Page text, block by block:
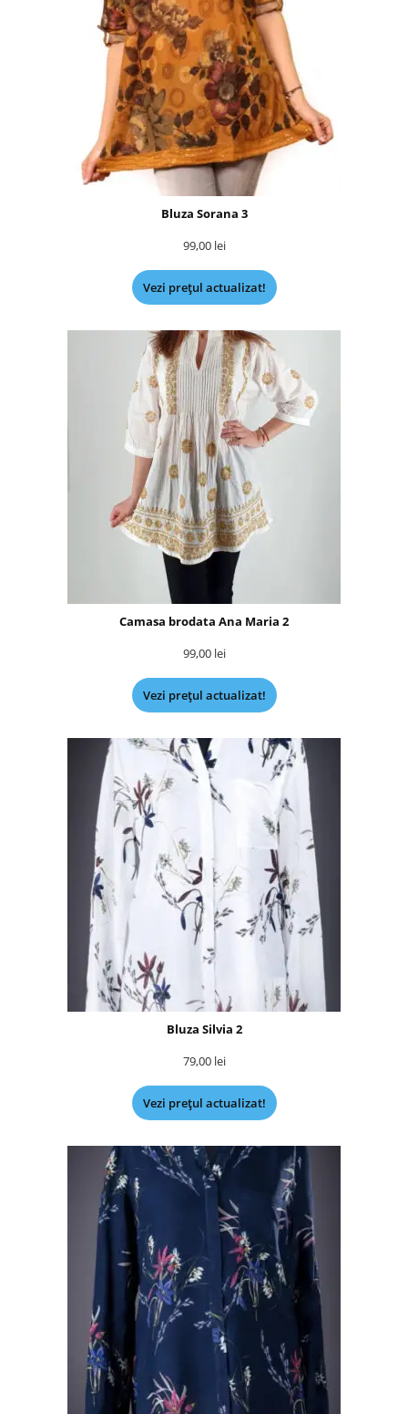
Bluza Sorana 3
99,00 lei
Vezi prețul actualizat!
Camasa brodata Ana Maria 2
99,00 lei
Vezi prețul actualizat!
Bluza Silvia 2
79,00 lei
Vezi prețul actualizat!